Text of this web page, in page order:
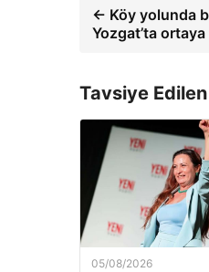
← Köy yolunda
Yozgat’ta ortaya
Tavsiye
05/08/2026